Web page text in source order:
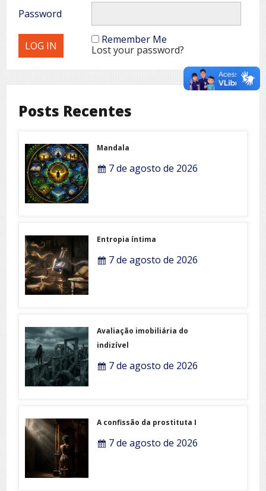
Password
Remember Me
Lost your password?
Posts Recentes
Mandala
7 de agosto de 2026
Entropia íntima
7 de agosto de 2026
Avaliação imobiliária do
indizível
7 de agosto de 2026
A confissão da prostituta I
7 de agosto de 2026